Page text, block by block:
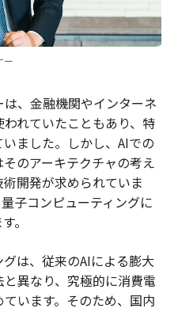
ー
は、金融機関やインターネ
れていたこともあり、特
ました。しかし、AIでの
のアーキテクチャの考え
開発が求められていま
子コンピューティングに
。
は、従来のAIによる膨大
異なり、究極的に消費電
います。そのため、国内